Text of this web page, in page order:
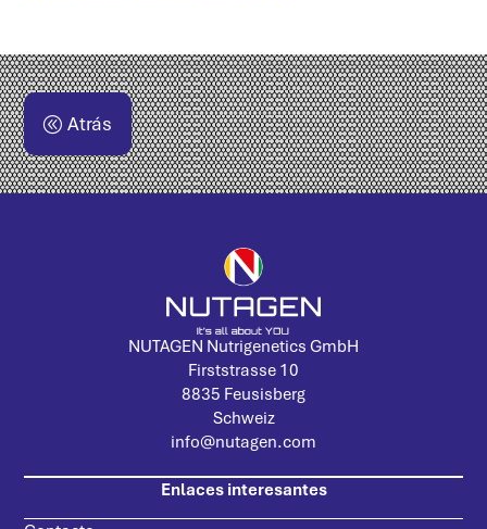
Atrás
NUTAGEN Nutrigenetics GmbH
Firststrasse 10
8835 Feusisberg
Schweiz
info@nutagen.com
Enlaces interesantes